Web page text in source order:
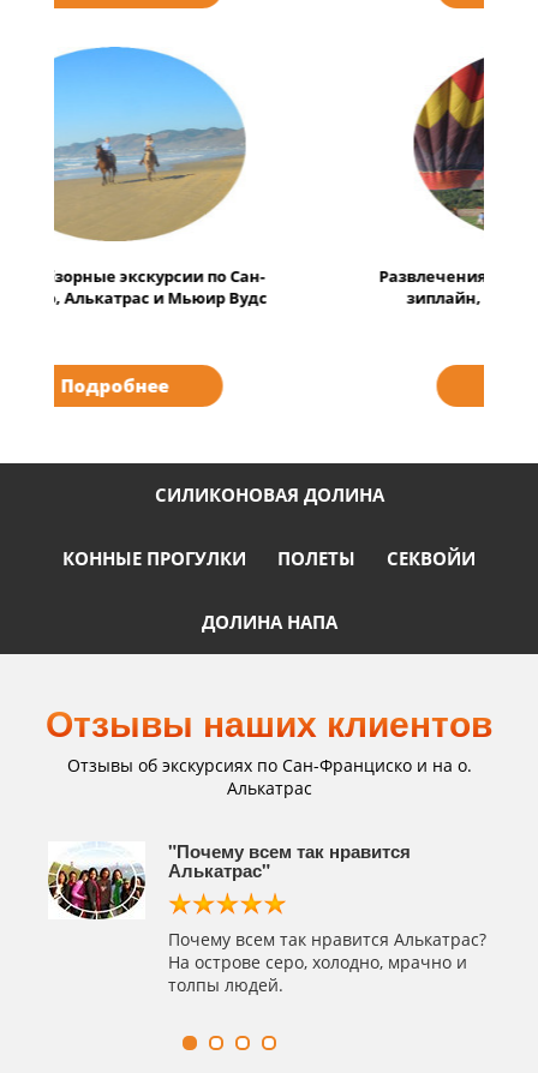
Развлечения: полеты, конные прогулки,
зиплайн, сафари и многое другое
Подробнее
СИЛИКОНОВАЯ ДОЛИНА
КОННЫЕ ПРОГУЛКИ ПОЛЕТЫ СЕКВОЙИ
ДОЛИНА НАПА
Отзывы наших клиентов
Отзывы об экскурсиях по Сан-Франциско и на о.
Алькатрас
"Почему всем так нравится
Алькатрас"
Почему всем так нравится Алькатрас?
На острове серо, холодно, мрачно и
толпы людей.